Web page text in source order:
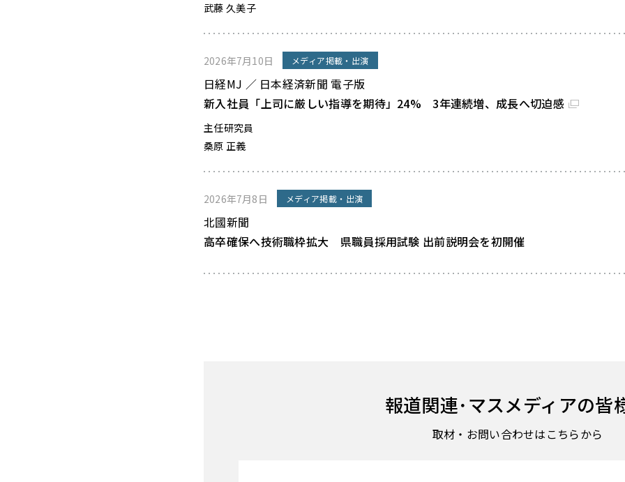
武藤 久美子
2026年7月10日 メディア掲載・出演
日経MJ ／ 日本経済新聞 電子版
新入社員「上司に厳しい指導を期待」24% 3年連続増、成長へ切迫感
主任研究員
桑原 正義
2026年7月8日 メディア掲載・出演
北國新聞
高卒確保へ技術職枠拡大 県職員採用試験 出前説明会を初開催
報道関連･マスメディアの皆
取材・お問い合わせはこちらから